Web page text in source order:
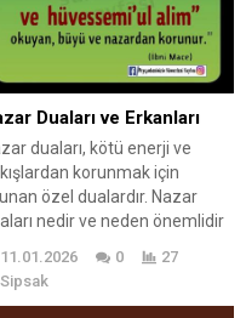
Duaları ve Erkanları
duaları, kötü enerji ve
korunmak için
özel dualardır. Nazar
nedir ve neden önemlidir
yanıt vererek, bu
ruhsal ve fiziksel
sağlama işlevini
11.01.2026 0
27
Sipsak